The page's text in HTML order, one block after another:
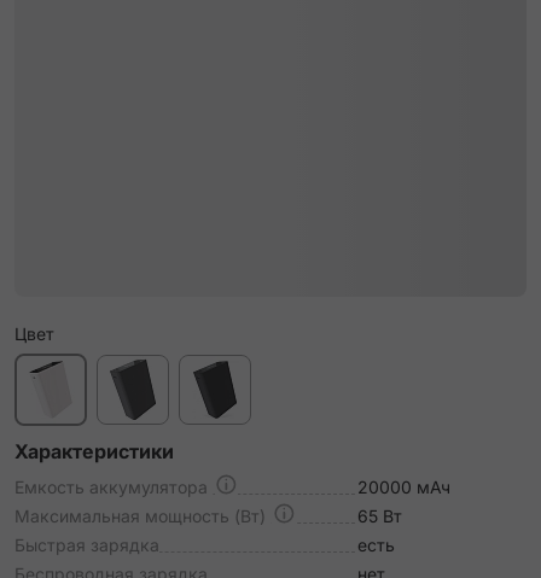
Цвет
Характеристики
Емкость аккумулятора
20000 мАч
Максимальная мощность (Вт)
65 Вт
Быстрая зарядка
есть
Беспроводная зарядка
нет